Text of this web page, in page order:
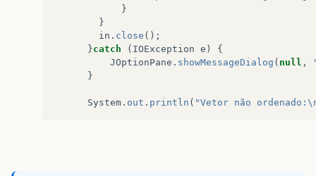
}
}
in . close ();
}catch ( IOException e )
{
JOptionPane . showMessageDialog ( null ,
}
System . out . println ( "Vetor não